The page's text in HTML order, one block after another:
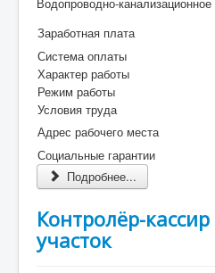
Контакты
Обратная связь
Заработная плата
Система оплаты
Характер работы
Режим работы
Условия труда
Адрес рабочего места
Социальные гарантии
Подробнее...
Контролёр-
участок